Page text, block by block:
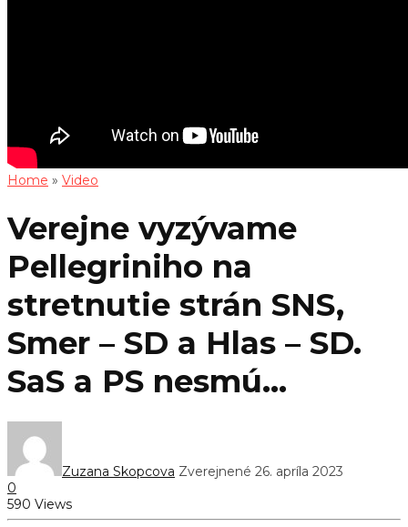
Home » Video
Verejne vyzývame
Pellegriniho na
stretnutie strán SNS,
Smer – SD a Hlas – SD.
SaS a PS nesmú…
Zuzana Skopcova Zverejnené 26. apríla 2023
0
590 Views